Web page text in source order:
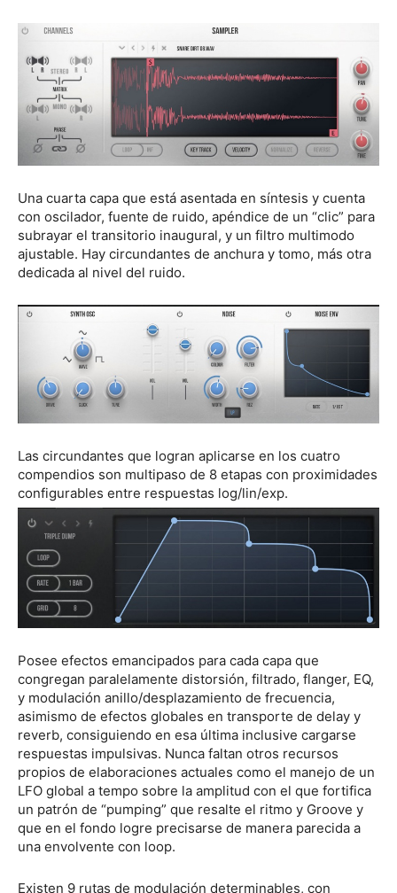
Una cuarta capa que está asentada en síntesis y cuenta
con oscilador, fuente de ruido, apéndice de un “clic” para
subrayar el transitorio inaugural, y un filtro multimodo
ajustable. Hay circundantes de anchura y tomo, más otra
dedicada al nivel del ruido.
Las circundantes que logran aplicarse en los cuatro
compendios son multipaso de 8 etapas con proximidades
configurables entre respuestas log/lin/exp.
Posee efectos emancipados para cada capa que
congregan paralelamente distorsión, filtrado, flanger, EQ,
y modulación anillo/desplazamiento de frecuencia,
asimismo de efectos globales en transporte de delay y
reverb, consiguiendo en esa última inclusive cargarse
respuestas impulsivas. Nunca faltan otros recursos
propios de elaboraciones actuales como el manejo de un
LFO global a tempo sobre la amplitud con el que fortifica
un patrón de “pumping” que resalte el ritmo y Groove y
que en el fondo logre precisarse de manera parecida a
una envolvente con loop.
Existen 9 rutas de modulación determinables, con